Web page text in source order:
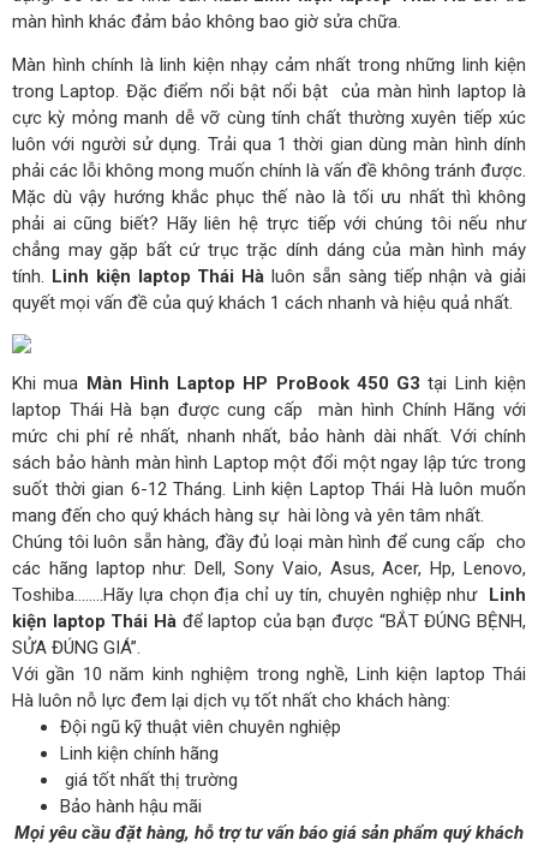
màn hình khác đảm bảo không bao giờ sửa chữa.
Màn hình chính là linh kiện nhạy cảm nhất trong những linh kiện
trong Laptop. Đặc điểm nổi bật nổi bật của màn hình laptop là
cực kỳ mỏng manh dễ vỡ cùng tính chất thường xuyên tiếp xúc
luôn với người sử dụng. Trải qua 1 thời gian dùng màn hình dính
phải các lỗi không mong muốn chính là vấn đề không tránh được.
Mặc dù vậy hướng khắc phục thế nào là tối ưu nhất thì không
phải ai cũng biết? Hãy liên hệ trực tiếp với chúng tôi nếu như
chẳng may gặp bất cứ trục trặc dính dáng của màn hình máy
tính. Linh kiện laptop Thái Hà luôn sẵn sàng tiếp nhận và giải
quyết mọi vấn đề của quý khách 1 cách nhanh và hiệu quả nhất.
Khi mua Màn Hình Laptop HP ProBook 450 G3 tại Linh kiện
laptop Thái Hà bạn được cung cấp màn hình Chính Hãng với
mức chi phí rẻ nhất, nhanh nhất, bảo hành dài nhất. Với chính
sách bảo hành màn hình Laptop một đổi một ngay lập tức trong
suốt thời gian 6-12 Tháng. Linh kiện Laptop Thái Hà luôn muốn
mang đến cho quý khách hàng sự hài lòng và yên tâm nhất.
Chúng tôi luôn sẵn hàng, đầy đủ loại màn hình để cung cấp cho
các hãng laptop như: Dell, Sony Vaio, Asus, Acer, Hp, Lenovo,
Toshiba……..Hãy lựa chọn địa chỉ uy tín, chuyên nghiệp như Linh
kiện laptop Thái Hàđể laptop của bạn được “BẮT ĐÚNG BỆNH,
SỬA ĐÚNG GIÁ”.
Với gần 10 năm kinh nghiệm trong nghề, Linh kiện laptop Thái
Hà luôn nỗ lực đem lại dịch vụ tốt nhất cho khách hàng:
Đội ngũ kỹ thuật viên chuyên nghiệp
Linh kiện chính hãng
giá tốt nhất thị trường
Bảo hành hậu mãi
Mọi yêu cầu đặt hàng, hỗ trợ tư vấn báo giá sản phẩm quý khách